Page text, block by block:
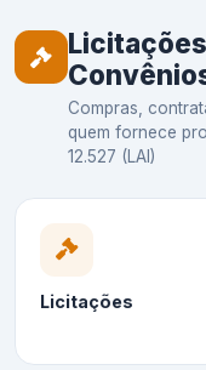
Compras,
quem fornece
12.527 (LAI)
Licitações